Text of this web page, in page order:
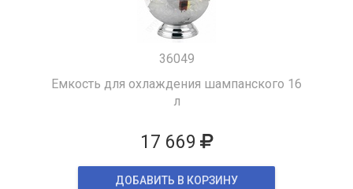
36049
Емкость для охлаждения шампанского 16
л
17 669
ДОБАВИТЬ В КОРЗИНУ